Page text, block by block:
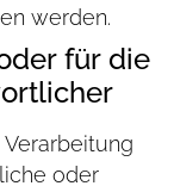
werden.
für die
oder